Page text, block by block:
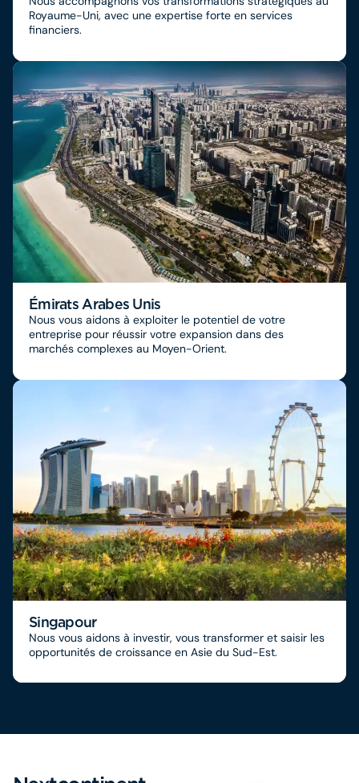
Royaume-Uni, avec une expertise forte en services
financiers.
Émirats Arabes Unis
Nous vous aidons à exploiter le potentiel de votre
entreprise pour réussir votre expansion dans des
marchés complexes au Moyen-Orient.
Singapour
Nous vous aidons à investir, vous transformer et saisir les
opportunités de croissance en Asie du Sud-Est.